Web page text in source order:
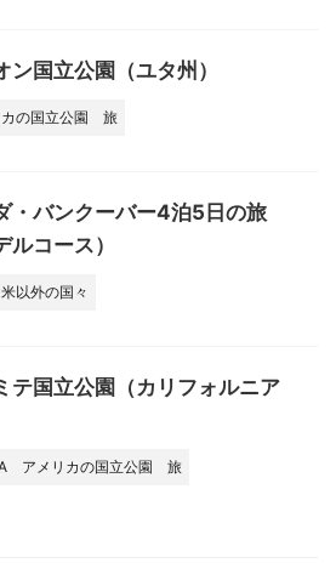
ン国立公園（ユタ州）
の国立公園 旅
・バンクーバー4泊5日の旅
ルコース）
米以外の国々
テ国立公園（カリフォルニア
アメリカの国立公園 旅